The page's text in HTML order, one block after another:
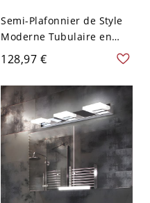
Semi-Plafonnier de Style
Moderne Tubulaire en
Métal Éclairage sur Rail
pour Bureau - 110 V-120 V
3 Noir
128,97 €